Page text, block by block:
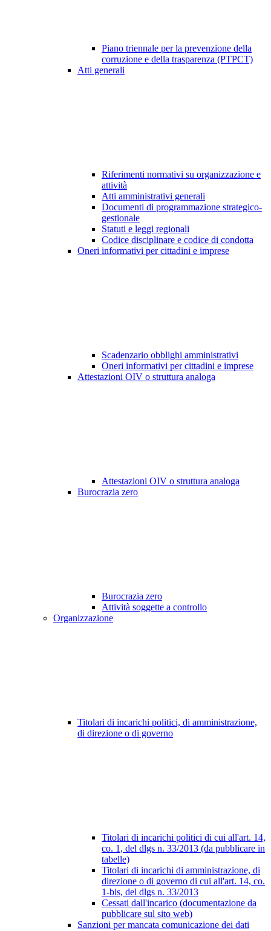
Piano triennale per la prevenzione della
corruzione e della trasparenza (PTPCT)
Atti generali
Riferimenti normativi su organizzazione e
attività
Atti amministrativi generali
Documenti di programmazione strategico-
gestionale
Statuti e leggi regionali
Codice disciplinare e codice di condotta
Oneri informativi per cittadini e imprese
Scadenzario obblighi amministrativi
Oneri informativi per cittadini e imprese
Attestazioni OIV o struttura analoga
Attestazioni OIV o struttura analoga
Burocrazia zero
Burocrazia zero
Attività soggette a controllo
Organizzazione
Titolari di incarichi politici, di amministrazione,
di direzione o di governo
Titolari di incarichi politici di cui all'art. 14,
co. 1, del dlgs n. 33/2013 (da pubblicare in
tabelle)
Titolari di incarichi di amministrazione, di
direzione o di governo di cui all'art. 14, co.
1-bis, del dlgs n. 33/2013
Cessati dall'incarico (documentazione da
pubblicare sul sito web)
Sanzioni per mancata comunicazione dei dati